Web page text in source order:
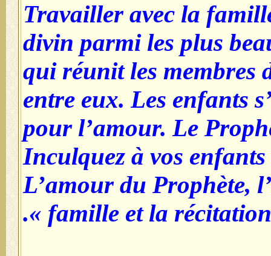
7-Travailler avec la
divin parmi les plus
qui réunit les membres
entre eux. Les enfants
pour l’amour. Le
Inculquez à vos
L’amour du Prophète,
famille et la récitation